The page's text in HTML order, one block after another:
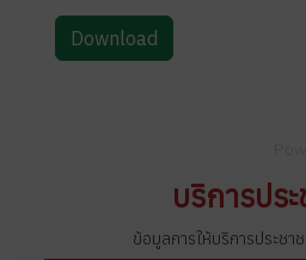
บริการปร
ข้อมูลการให้บริการประชา